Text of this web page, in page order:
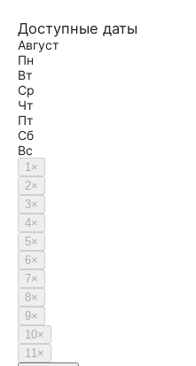
Доступные даты
Август
Пн
Вт
Ср
Чт
Пт
Сб
Вс
1×
2×
3×
4×
5×
6×
7×
8×
9×
10×
11×